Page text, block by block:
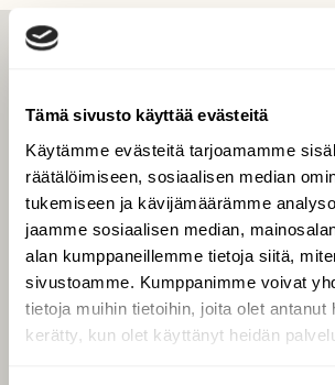
Tämä sivusto käyttää evästeitä
Käytämme evästeitä tarjoamamme
räätälöimiseen, sosiaalisen median
tukemiseen ja kävijämäärämme
jaamme sosiaalisen median,
alan kumppaneillemme tietoja siitä,
sivustoamme. Kumppanimme voivat
tietoja muihin tietoihin, joita olet antanut
kerätty, kun olet käyttänyt heidän
Uusin lehti
Tilaa
Tilaa
Äänestä
Tilaa
SUOMEN